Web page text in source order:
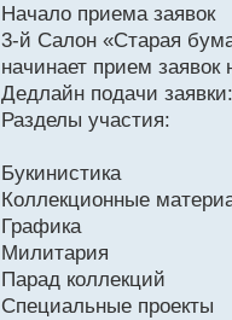
Начало приема заявок
3-й Салон «Старая
начинает прием заявок
Дедлайн подачи
Разделы участия:
Букинистика
Коллекционные
Графика
Милитария
Парад коллекций
Специальные проекты